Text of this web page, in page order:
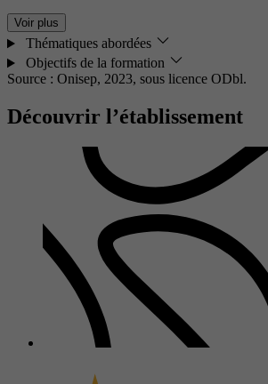
Voir plus
Thématiques abordées
Objectifs de la formation
Source : Onisep, 2023, sous licence ODbl.
Découvrir l’établissement